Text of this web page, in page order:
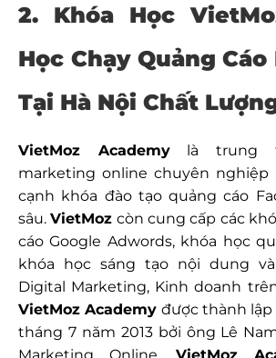
2. Khóa Học
Học Chạy Quảng
Tại Hà Nội Chất
VietMoz Academylà trung
marketing online chuyên nghiệp
cạnh khóa đào tạo quảng cáo
sâu.VietMoz còn cung cấp các
cáo Google Adwords, khóa học
khóa học sáng tạo nội dung
Digital Marketing, Kinh doanh
VietMoz Academy được thành
tháng 7 năm 2013 bởi ông Lê